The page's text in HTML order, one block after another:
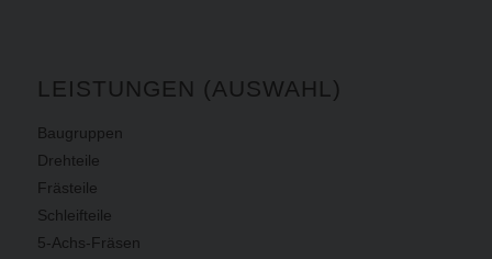
LEISTUNGEN (AUSWAHL)
Baugruppen
Drehteile
Frästeile
Schleifteile
5-Achs-Fräsen